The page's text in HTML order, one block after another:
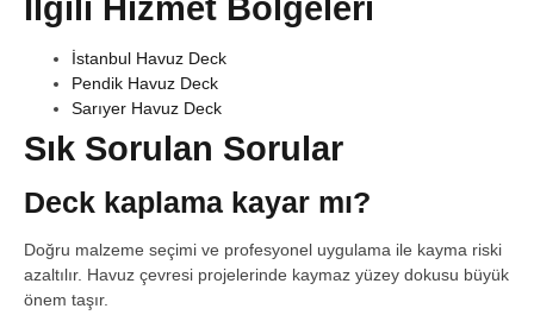
İlgili Hizmet Bölgeleri
İstanbul Havuz Deck
Pendik Havuz Deck
Sarıyer Havuz Deck
Sık Sorulan Sorular
Deck kaplama kayar mı?
Doğru malzeme seçimi ve profesyonel uygulama ile kayma riski
azaltılır. Havuz çevresi projelerinde kaymaz yüzey dokusu büyük
önem taşır.